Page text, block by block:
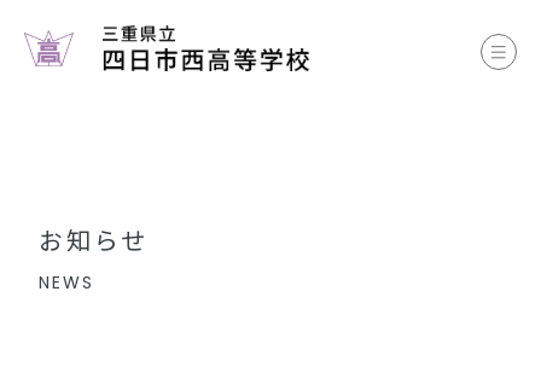
お知らせ
学校生活
お知らせ
NEWS